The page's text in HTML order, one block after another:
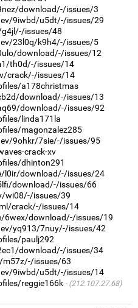
download/-/issues/3
9iwbd/u5dt/-/issues/29
issues/48
23l0q/k9h4/-/issues/5
download/-/issues/12
th0d/-/issues/14
crack/-/issues/14
a178christmas
download/-/issues/13
download/-/issues/92
linda171la
magonzalez285
9ohkr/7sie/-/issues/95
crack-xv
dhinton291
l0ir/download/-/issues/24
download/-/issues/66
wi08/-/issues/39
crack/-/issues/14
6wex/download/-/issues/19
yq913/7nuy/-/issues/42
paulj292
download/-/issues/34
issues/63
9iwbd/u5dt/-/issues/14
reggie166k
(212.107.27.68)